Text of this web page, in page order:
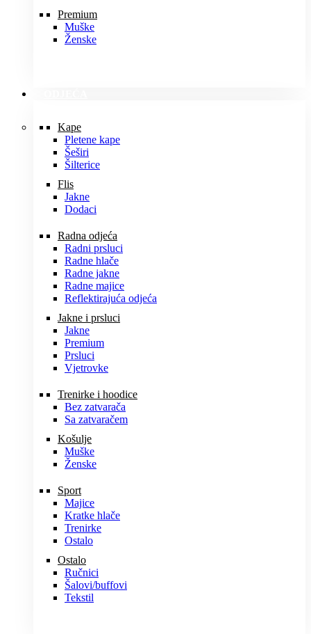
Premium
Muške
Ženske
Kape
Pletene kape
Šeširi
Šilterice
Flis
Jakne
Dodaci
Radna odjeća
Radni prsluci
Radne hlače
Radne jakne
Radne majice
Reflektirajuća odjeća
Jakne i prsluci
Jakne
Premium
Prsluci
Vjetrovke
Trenirke i hoodice
Bez zatvarača
Sa zatvaračem
Košulje
Muške
Ženske
Sport
Majice
Kratke hlače
Trenirke
Ostalo
Ostalo
Ručnici
Šalovi/buffovi
Tekstil